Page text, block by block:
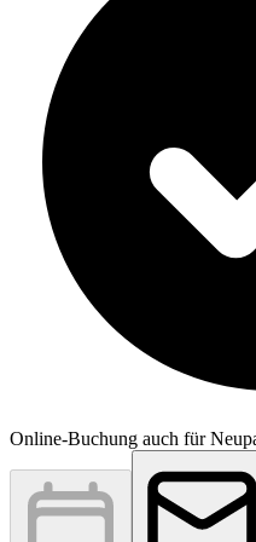
Online-Buchung auch für